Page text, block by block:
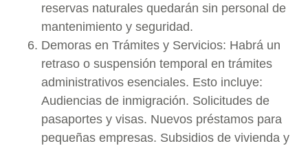
reservas naturales quedarán sin personal de
mantenimiento y seguridad.
Demoras en Trámites y Servicios: Habrá un
retraso o suspensión temporal en trámites
administrativos esenciales. Esto incluye:
Audiencias de inmigración. Solicitudes de
pasaportes y visas. Nuevos préstamos para
pequeñas empresas. Subsidios de vivienda y